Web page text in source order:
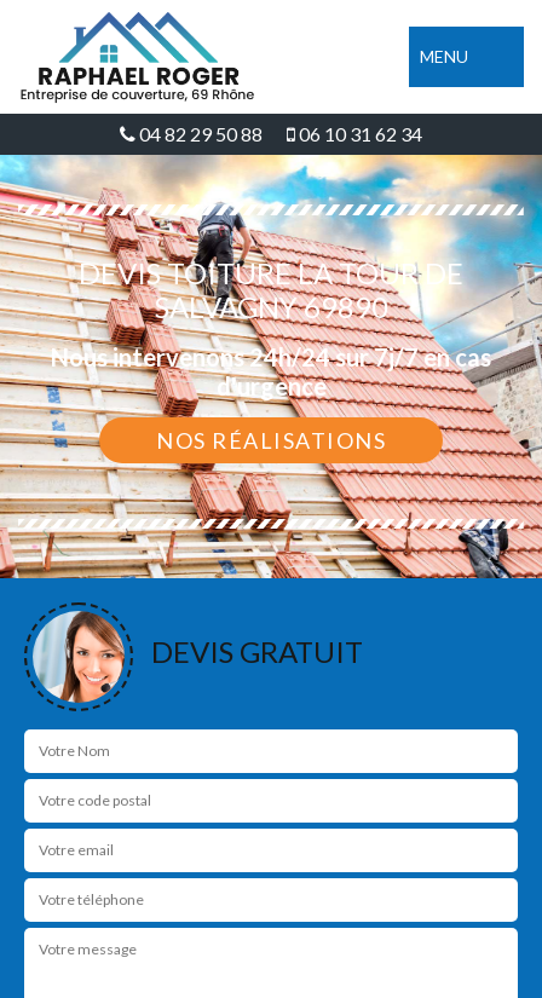
MENU
04 82 29 50 88 06 10 31 62 34
DEVIS TOITURE LA TOUR DE
SALVAGNY 69890
Nous intervenons 24h/24 sur 7j/7 en cas
d'urgence
NOS RÉALISATIONS
DEVIS GRATUIT